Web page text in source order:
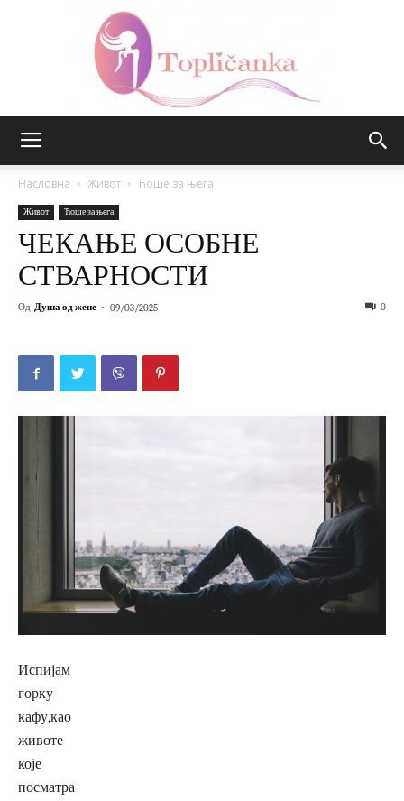
Насловна Живот Ћоше за њега
Живот Ћоше за њега
ЧЕКАЊЕ ОСОБНЕ
СТВАРНОСТИ
Од Душа од жене - 09/03/2025 0
Испијам
горку
кафу,као
животе
које
посматра